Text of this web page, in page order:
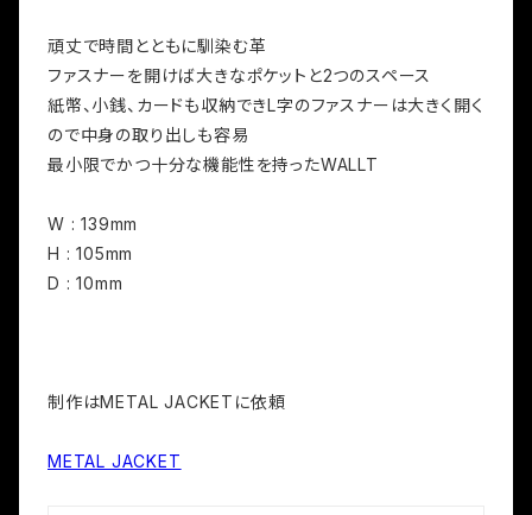
頑丈で時間とともに馴染む革
ファスナーを開けば大きなポケットと2つのスペース
紙幣、小銭、カードも収納できL字のファスナーは大きく開く
ので中身の取り出しも容易
最小限でかつ十分な機能性を持ったWALLT
W : 139mm
H : 105mm
D : 10mm
制作はMETAL JACKETに依頼
METAL JACKET